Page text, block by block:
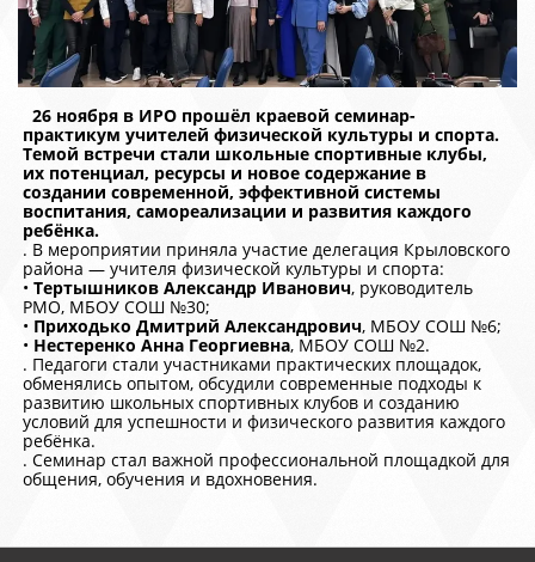
26 ноября в ИРО прошёл краевой семинар-
практикум учителей физической культуры и спорта.
Темой встречи стали школьные спортивные клубы,
их потенциал, ресурсы и новое содержание в
создании современной, эффективной системы
воспитания, самореализации и развития каждого
ребёнка.
. В мероприятии приняла участие делегация Крыловского
района — учителя физической культуры и спорта:
• Тертышников Александр Иванович, руководитель
РМО, МБОУ СОШ №30;
• Приходько Дмитрий Александрович, МБОУ СОШ №6;
• Нестеренко Анна Георгиевна, МБОУ СОШ №2.
. Педагоги стали участниками практических площадок,
обменялись опытом, обсудили современные подходы к
развитию школьных спортивных клубов и созданию
условий для успешности и физического развития каждого
ребёнка.
. Семинар стал важной профессиональной площадкой для
общения, обучения и вдохновения.